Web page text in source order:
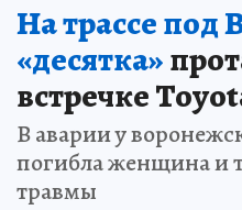
На трассе
«десятка»
встречке
В аварии у
погибла женщина и
травмы